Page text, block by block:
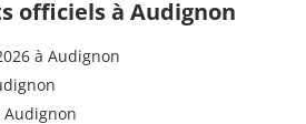
officiels à Audignon
à Audignon
Audignon